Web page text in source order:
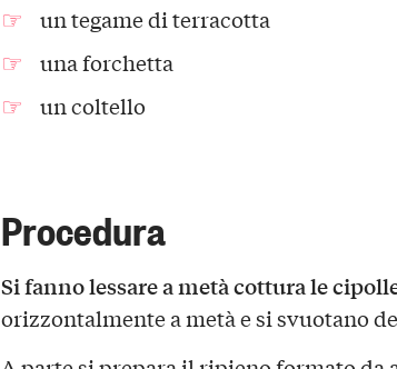
un tegame di terracotta
una forchetta
un coltello
Procedura
Si fanno lessare a metà cottura le
orizzontalmente a metà e si svuotano